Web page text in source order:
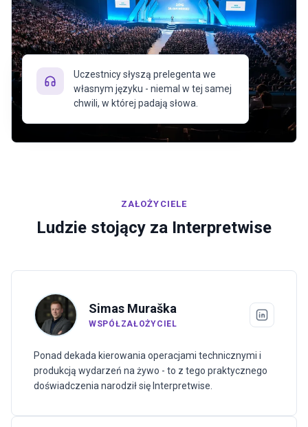
Uczestnicy słyszą prelegenta we
własnym języku - niemal w tej samej
chwili, w której padają słowa.
ZAŁOŻYCIELE
Ludzie stojący za Interpretwise
Simas Muraška
WSPÓŁZAŁOŻYCIEL
Ponad dekada kierowania operacjami technicznymi i
produkcją wydarzeń na żywo - to z tego praktycznego
doświadczenia narodził się Interpretwise.